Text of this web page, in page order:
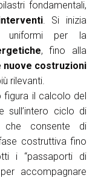
fondamentali,
. Si inizia
uniformi per la
, fino alla
nuove costruzioni
rilevanti.
figura il calcolo del
sull’intero ciclo di
che consente di
costruttiva fino
i “passaporti di
accompagnare